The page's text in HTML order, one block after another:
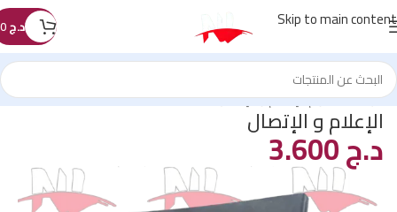
Skip to main content د.ج
الرئيسية/علوم الإعلام و الإتصال
الإعلام و الإتصال
د.ج